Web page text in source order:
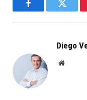
FacebookTwitter
Diego
Website